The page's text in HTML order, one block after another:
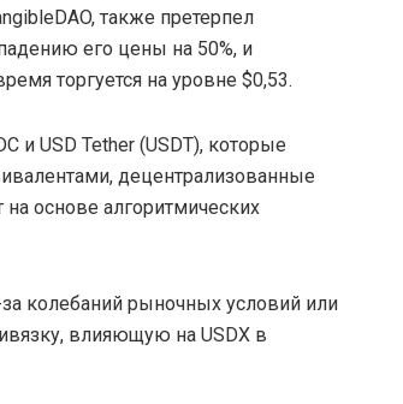
также претерпел
его цены на 50%, и
торгуется на уровне $0,53.
и USD Tether (USDT), которые
децентрализованные
основе алгоритмических
колебаний рыночных условий или
влияющую на USDX в